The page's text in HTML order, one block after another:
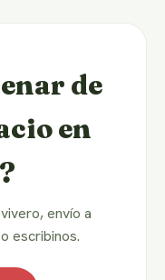
de
en
envío a
escribinos.